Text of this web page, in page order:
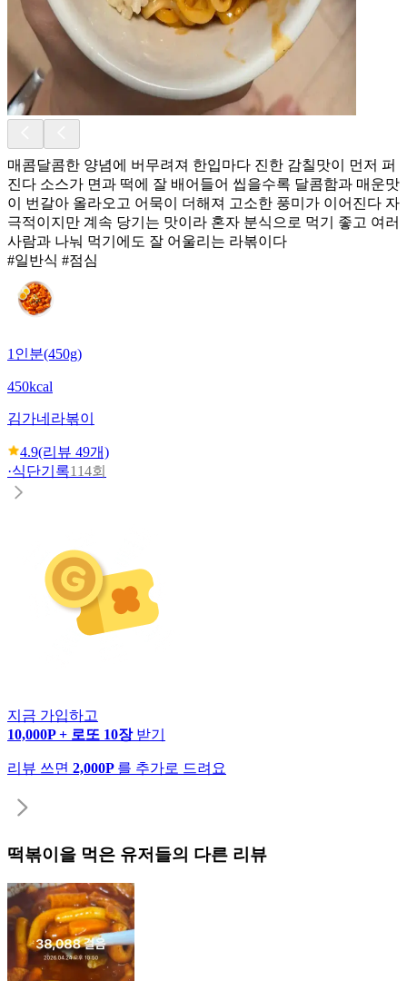
매콤달콤한 양념에 버무려져 한입마다 진한 감칠맛이 먼저 퍼
진다 소스가 면과 떡에 잘 배어들어 씹을수록 달콤함과 매운맛
이 번갈아 올라오고 어묵이 더해져 고소한 풍미가 이어진다 자
극적이지만 계속 당기는 맛이라 혼자 분식으로 먹기 좋고 여러
사람과 나눠 먹기에도 잘 어울리는 라볶이다
#일반식 #점심
1인분(450g)
450kcal
김가네 라볶이
4.9(리뷰 49개)
·식단기록114회
지금 가입하고
10,000P + 로또 10장 받기
리뷰 쓰면 2,000P 를 추가로 드려요
떡볶이 을 먹은 유저들의 다른 리뷰